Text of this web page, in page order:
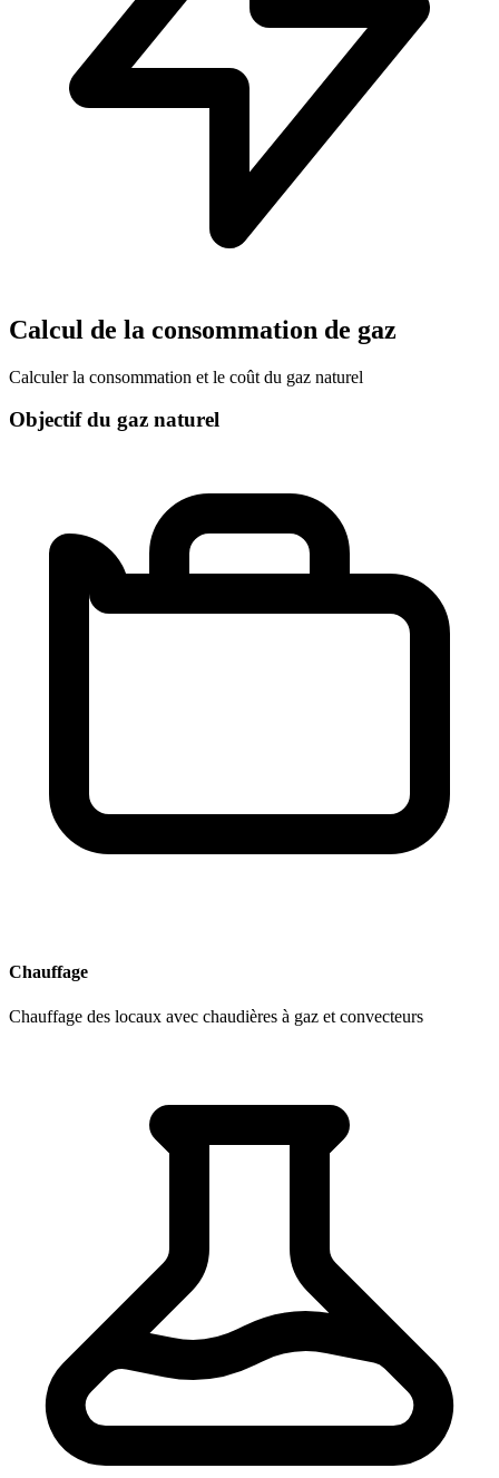
Calcul de la consommation de gaz
Calculer la consommation et le coût du gaz naturel
Objectif du gaz naturel
Chauffage
Chauffage des locaux avec chaudières à gaz et convecteurs